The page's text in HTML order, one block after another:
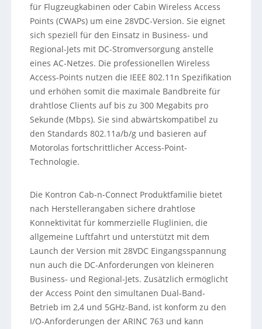
für Flugzeugkabinen oder Cabin Wireless Access
Points (CWAPs) um eine 28VDC-Version. Sie eignet
sich speziell für den Einsatz in Business- und
Regional-Jets mit DC-Stromversorgung anstelle
eines AC-Netzes. Die professionellen Wireless
Access-Points nutzen die IEEE 802.11n Spezifikation
und erhöhen somit die maximale Bandbreite für
drahtlose Clients auf bis zu 300 Megabits pro
Sekunde (Mbps). Sie sind abwärtskompatibel zu
den Standards 802.11a/b/g und basieren auf
Motorolas fortschrittlicher Access-Point-
Technologie.
Die Kontron Cab-n-Connect Produktfamilie bietet
nach Herstellerangaben sichere drahtlose
Konnektivität für kommerzielle Fluglinien, die
allgemeine Luftfahrt und unterstützt mit dem
Launch der Version mit 28VDC Eingangsspannung
nun auch die DC-Anforderungen von kleineren
Business- und Regional-Jets. Zusätzlich ermöglicht
der Access Point den simultanen Dual-Band-
Betrieb im 2,4 und 5GHz-Band, ist konform zu den
I/O-Anforderungen der ARINC 763 und kann